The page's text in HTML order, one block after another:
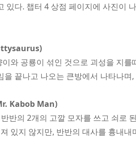
있다. 챕터 4 상점 페이지에 사진이
와 공룡이 섞인 것으로 괴성을 지
을 끝나고 나오는 큰방에서 나타나
Kabob Man)
반의 2개의 고깔 모자를 쓰고 쇠로
있지 않지만, 반반의 대사를 흉내